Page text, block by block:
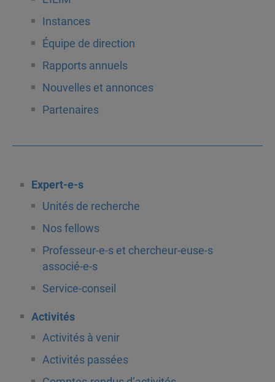
Instances
Équipe de direction
Rapports annuels
Nouvelles et annonces
Partenaires
Expert-e-s
Unités de recherche
Nos fellows
Professeur-e-s et chercheur-euse-s
associé-e-s
Service-conseil
Activités
Activités à venir
Activités passées